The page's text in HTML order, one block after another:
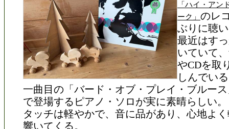
「ハイ・アン
ーク」 のレ
ぶりに聴
最近はす
いていて
やCDを取
しんでい
一曲目の「バード・オブ・プレイ・ブルー
で登場するピアノ・ソロが実に素晴らしい。
タッチは軽やかで、音に品があり、心地よ
響いてくる。